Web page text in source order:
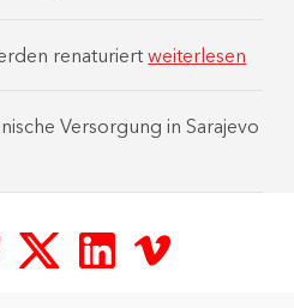
renaturiertweiterlesen
Versorgung in Sarajevo